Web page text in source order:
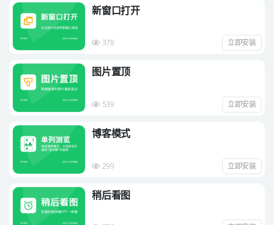
新窗口打开
378 立即安装
图片置顶
539 立即安装
博客模式
299 立即安装
稍后看图